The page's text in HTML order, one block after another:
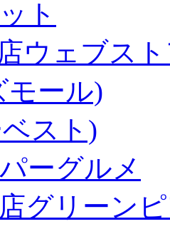
ト
ウェブス
モール)
スト)
ーグルメ
グリーン